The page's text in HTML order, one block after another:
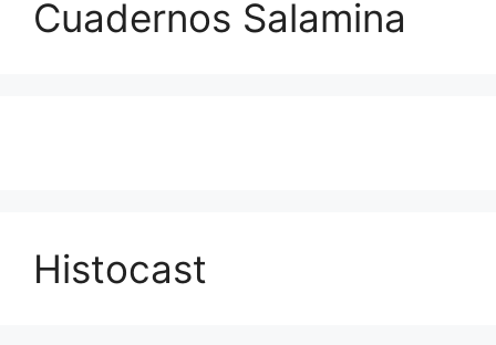
Cuadernos Salamina
Histocast